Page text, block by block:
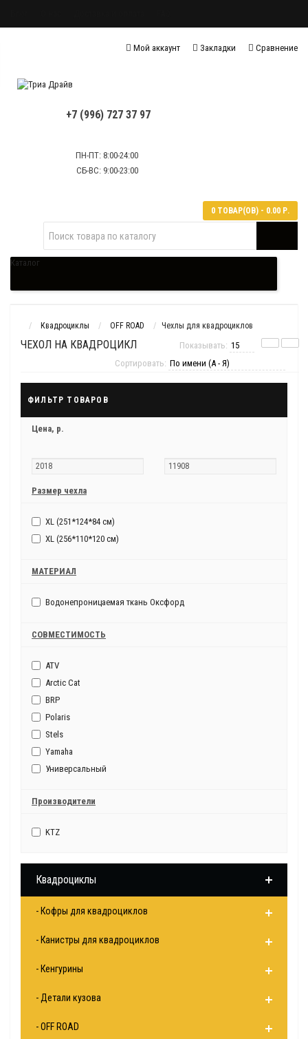
Мой аккаунт Закладки Сравнение
+7 (996) 727 37 97
ПН-ПТ: 8:00-24:00
СБ-ВС: 9:00-23:00
0 ТОВАР(ОВ) - 0.00 Р.
Каталог
Квадроциклы OFF ROAD Чехлы для квадроциклов
ЧЕХОЛ НА КВАДРОЦИКЛ
Показывать:
Сортировать:
ФИЛЬТР ТОВАРОВ
Цена, р.
Размер чехла
XL (251*124*84 см)
XL (256*110*120 см)
МАТЕРИАЛ
Водонепроницаемая ткань Оксфорд
СОВМЕСТИМОСТЬ
ATV
Arctic Cat
BRP
Polaris
Stels
Yamaha
Универсальный
Производители
KTZ
Квадроциклы
- Кофры для квадроциклов
- Канистры для квадроциклов
- Кенгурины
- Детали кузова
- OFF ROAD